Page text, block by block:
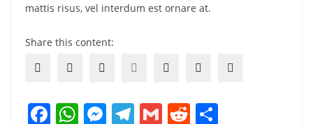
mattis risus, vel interdum est ornare at.
Share this content:
F W M T G R